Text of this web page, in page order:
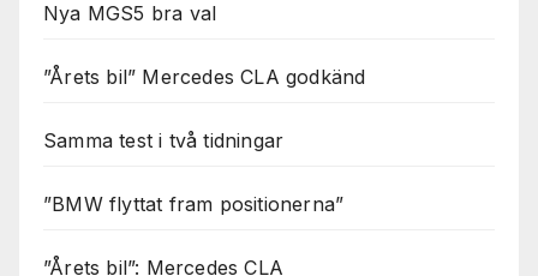
Nya MGS5 bra val
”Årets bil” Mercedes CLA godkänd
Samma test i två tidningar
”BMW flyttat fram positionerna”
”Årets bil”: Mercedes CLA